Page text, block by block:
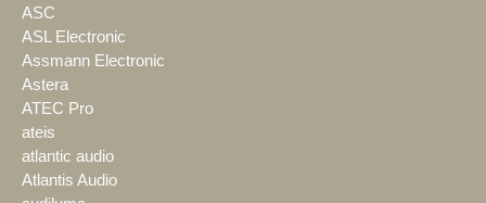
ASC
ASL Electronic
Assmann Electronic
Astera
ATEC Pro
ateis
atlantic audio
Atlantis Audio